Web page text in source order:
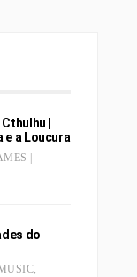
|
e a Loucura
|
do
,